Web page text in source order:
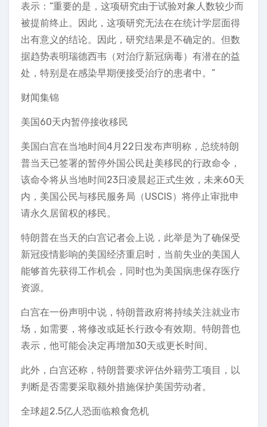
表示：“重要的是，这项研究由于试验对象人数较少而
被提前终止。因此，这项研究无法在在统计学层面得
出有意义的结论。因此，研究结果是不确定的。但数
据趋势表明瑞德西韦（对治疗新冠病毒）有潜在的益
处，特别是在感染早期便接受治疗的患者中。”
财闻集锦
美国60天内暂停接收移民
美国白宫在当地时间4月22日发布声明称，总统特朗
普当天已签署的暂停外国公民赴美移民的行政命令，
该命令将从当地时间23日凌晨起正式生效，未来60天
内，美国公民与移民服务局（USCIS）将停止审批申
请永久居留权的移民。
特朗普在当天的白宫记者会上说，此举是为了确保受
新冠疫情影响的美国经济重启时，当前失业的美国人
能够首先获得工作机会，同时也为美国病患保存医疗
资源。
白宫在一份声明中说，特朗普政府将持续关注就业市
场，如需要，将修改或延长行政令有效期。特朗普也
表示，他可能会决定再增加30天或更长时间。
此外，白宫还称，特朗普要求评估外籍劳工项目，以
判断是否需要采取额外措施保护美国劳动者。
全球超2.5亿人恐面临粮食危机